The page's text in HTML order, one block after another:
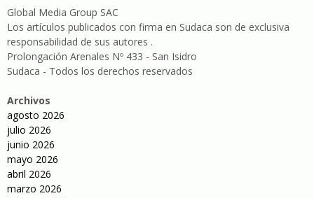
Global Media Group SAC
Los artículos publicados con firma en Sudaca son de exclusiva
responsabilidad de sus autores .
Prolongación Arenales Nº 433 - San Isidro
Sudaca - Todos los derechos reservados
Archivos
agosto 2026
julio 2026
junio 2026
mayo 2026
abril 2026
marzo 2026